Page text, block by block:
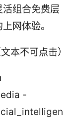
组合免费层
网体验。
本不可点击）
-